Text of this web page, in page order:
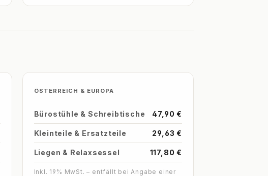
ÖSTERREICH & EUROPA
Bürostühle & Schreibtische 47,90 €
Kleinteile & Ersatzteile 29,63 €
Liegen & Relaxsessel 117,80 €
Inkl. 19% MwSt. – entfällt bei Angabe einer